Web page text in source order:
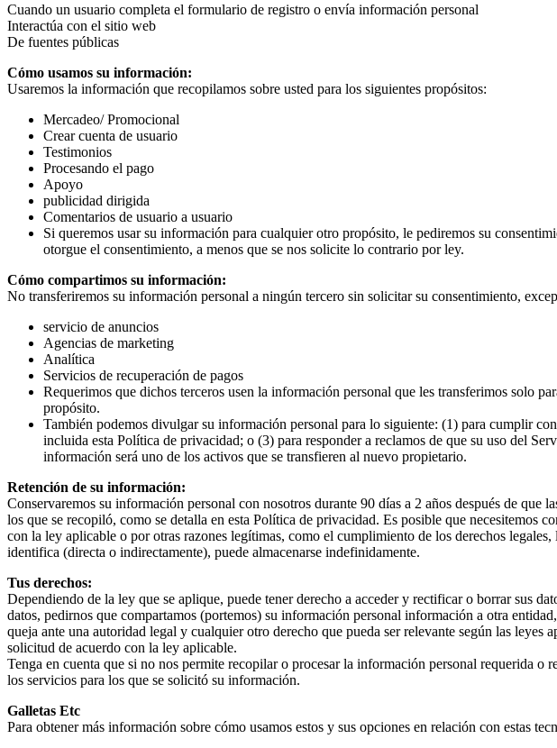
Cuando un usuario completa el formulario de registro o envía información personal
Interactúa con el sitio web
De fuentes públicas
Cómo usamos su información:
Usaremos la información que recopilamos sobre usted para los siguientes propósitos:
Mercadeo/ Promocional
Crear cuenta de usuario
Testimonios
Procesando el pago
Apoyo
publicidad dirigida
Comentarios de usuario a usuario
Si queremos usar su información para cualquier otro propósito, le pediremos su
otorgue el consentimiento, a menos que se nos solicite lo contrario por ley.
Cómo compartimos su información:
No transferiremos su información personal a ningún tercero sin solicitar su consentimiento,
servicio de anuncios
Agencias de marketing
Analítica
Servicios de recuperación de pagos
Requerimos que dichos terceros usen la información personal que les transferimos solo
propósito.
También podemos divulgar su información personal para lo siguiente: (1) para cumplir
incluida esta Política de privacidad; o (3) para responder a reclamos de que su uso del
información será uno de los activos que se transfieren al nuevo propietario.
Retención de su información:
Conservaremos su información personal con nosotros durante 90 días a 2 años después de
los que se recopiló, como se detalla en esta Política de privacidad. Es posible que necesitemos
con la ley aplicable o por otras razones legítimas, como el cumplimiento de los derechos
identifica (directa o indirectamente), puede almacenarse indefinidamente.
Tus derechos:
Dependiendo de la ley que se aplique, puede tener derecho a acceder y rectificar o borrar sus
datos, pedirnos que compartamos (portemos) su información personal información a otra
queja ante una autoridad legal y cualquier otro derecho que pueda ser relevante según las
solicitud de acuerdo con la ley aplicable.
Tenga en cuenta que si no nos permite recopilar o procesar la información personal requerida
los servicios para los que se solicitó su información.
Galletas Etc
Para obtener más información sobre cómo usamos estos y sus opciones en relación con estas